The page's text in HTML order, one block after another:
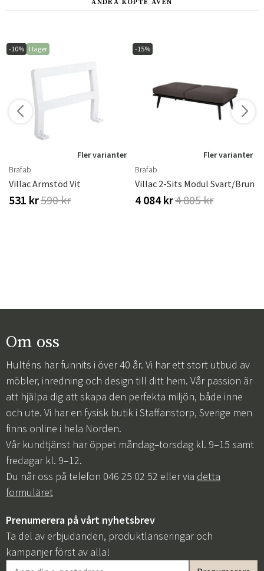
ANDRA KÖPTE ÄVEN
-10% I lager
Fler varianter
Brafab
Villac Armstöd Vit
531 kr590 kr
-15%
Fler varianter
Brafab
Villac 2-Sits Modul Svart/brun
4 084 kr4 805 kr
Om oss
Hulténs har funnits i över 40 år. Vi har ett stort utbud av
möbler, inredning och design till ditt hem. Vår passion är
att hjälpa dig att skapa den perfekta miljön, både inne
och ute. Vi har en fysisk butik i Staffanstorp, Sverige men
finns online i hela Norden.
Vår kundtjänst har öppet måndag–torsdag kl. 9–15 samt
fredagar kl. 9–12.
Du når oss på telefon 046 25 02 52 eller via detta
formuläret
Prenumerera på vårt nyhetsbrev
Ta del av erbjudanden, produktlanseringar och
kampanjer först av alla!